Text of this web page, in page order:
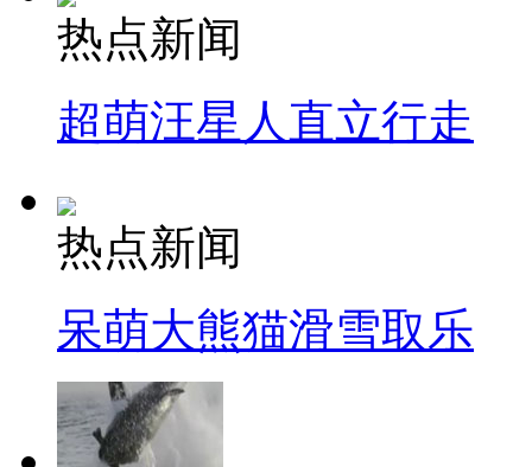
热点新闻
超萌汪星人直立行走
热点新闻
呆萌大熊猫滑雪取乐